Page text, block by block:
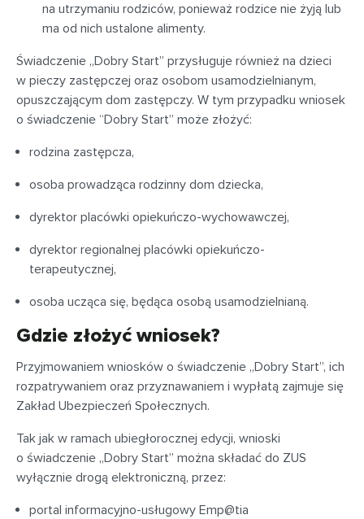
na utrzymaniu rodziców, ponieważ rodzice nie żyją lub
ma od nich ustalone alimenty.
Świadczenie „Dobry Start” przysługuje również na dzieci
w pieczy zastępczej oraz osobom usamodzielnianym,
opuszczającym dom zastępczy. W tym przypadku wniosek
o świadczenie “Dobry Start” może złożyć:
rodzina zastępcza,
osoba prowadząca rodzinny dom dziecka,
dyrektor placówki opiekuńczo-wychowawczej,
dyrektor regionalnej placówki opiekuńczo-
terapeutycznej,
osoba ucząca się, będąca osobą usamodzielnianą.
Gdzie złożyć wniosek?
Przyjmowaniem wniosków o świadczenie „Dobry Start”, ich
rozpatrywaniem oraz przyznawaniem i wypłatą zajmuje się
Zakład Ubezpieczeń Społecznych.
Tak jak w ramach ubiegłorocznej edycji, wnioski
o świadczenie „Dobry Start” można składać do ZUS
wyłącznie drogą elektroniczną, przez:
portal informacyjno-usługowy Emp@tia